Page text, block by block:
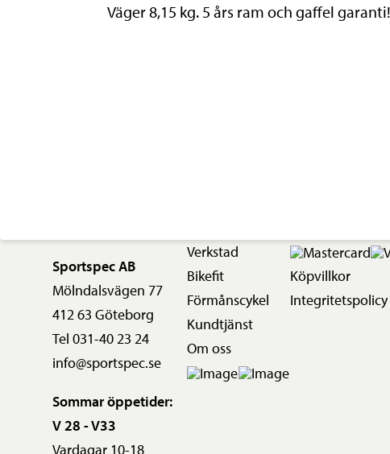
Väger 8,15 kg. 5 års ram och gaffel garanti!
Sportspec AB
Mölndalsvägen 77
412 63 Göteborg
Tel 031-40 23 24
info@sportspec.se
Sommar öppetider:
V 28 - V33
Vardagar 10-18
Verkstad
Bikefit
Förmånscykel
Kundtjänst
Om oss
Köpvillkor
Integritetspolicy